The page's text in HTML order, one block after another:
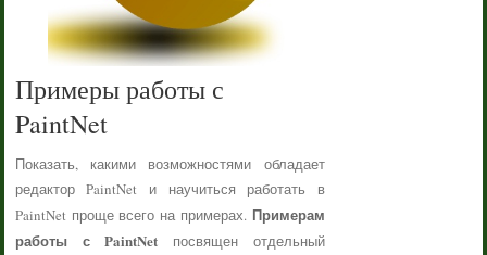
Примеры работы с
PaintNet
Показать, какими возможностями обладает
редактор PaintNet и научиться работать в
PaintNet проще всего на примерах. Примерам
работы с PaintNet посвящен отдельный